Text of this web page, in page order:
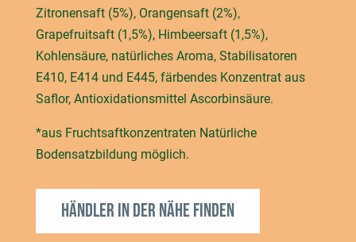
Zitronensaft (5%), Orangensaft (2%),
Grapefruitsaft (1,5%), Himbeersaft (1,5%),
Kohlensäure, natürliches Aroma, Stabilisatoren
E410, E414 und E445, färbendes Konzentrat aus
Saflor, Antioxidationsmittel Ascorbinsäure.
*aus Fruchtsaftkonzentraten Natürliche
Bodensatzbildung möglich.
Händler in der Nähe finden